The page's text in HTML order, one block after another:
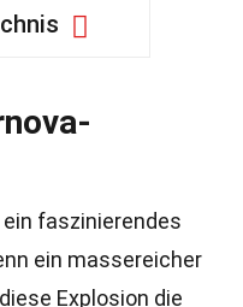
faszinierendes
ein massereicher
Explosion die